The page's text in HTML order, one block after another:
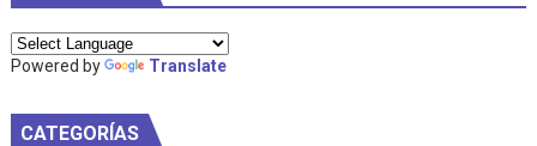
Powered by Translate
CATEGORÍAS